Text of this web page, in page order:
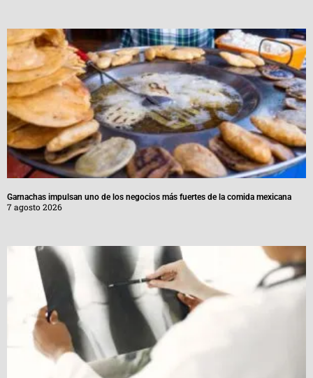
Garnachas impulsan uno de los negocios más fuertes de la comida mexicana
7 agosto 2026